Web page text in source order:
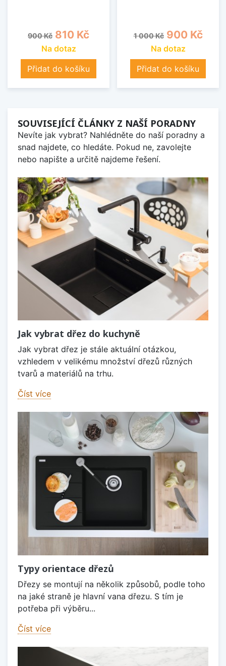
Běžná cena
900 Kč Cena
810 Kč
Na dotaz
Přidat do košíku
Běžná cena
1 000 Kč Cena
900 Kč
Na dotaz
Přidat do košíku
SOUVISEJÍCÍ ČLÁNKY Z NAŠÍ PORADNY
Nevíte jak vybrat? Nahlédněte do naší poradny a
snad najdete, co hledáte. Pokud ne, zavolejte
nebo napište a určitě najdeme řešení.
Jak vybrat dřez do kuchyně
Jak vybrat dřez je stále aktuální otázkou,
vzhledem v velikému množství dřezů různých
tvarů a materiálů na trhu.
Číst více
Typy orientace dřezů
Dřezy se montují na několik způsobů, podle toho
na jaké straně je hlavní vana dřezu. S tím je
potřeba při výběru...
Číst více